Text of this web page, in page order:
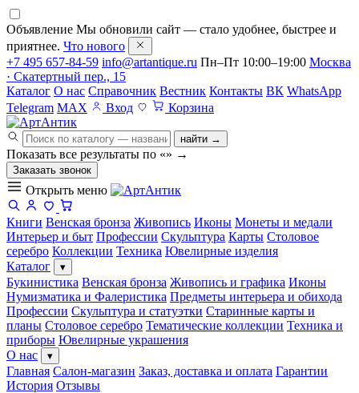
Объявление Мы обновили сайт — стало удобнее, быстрее и
приятнее. Что нового
+7 495 657-84-59 info@artantique.ru Пн–Пт 10:00–19:00 Москва
· Скатертный пер., 15
Каталог О нас Справочник Вестник Контакты ВК WhatsApp
Telegram MAX Вход Корзина
найти →
Показать все результаты по «» →
Заказать звонок
Открыть меню
Книги Венская бронза Живопись Иконы Монеты и медали
Интерьер и быт Профессии Скульптура Карты Столовое
серебро Коллекции Техника Ювелирные изделия
Каталог
▾
Букинистика Венская бронза Живопись и графика Иконы
Нумизматика и Фалеристика Предметы интерьера и обихода
Профессии Скульптура и статуэтки Старинные карты и
планы Столовое серебро Тематические коллекции Техника и
приборы Ювелирные украшения
О нас
▾
Главная Салон-магазин Заказ, доставка и оплата Гарантии
История Отзывы